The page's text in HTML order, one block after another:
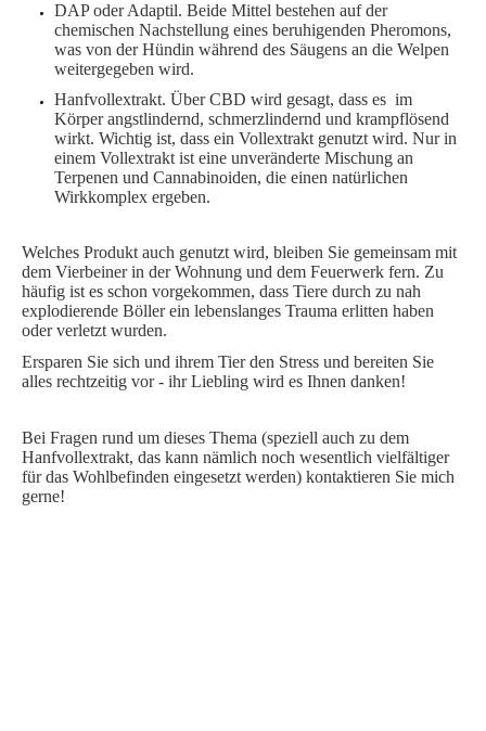
DAP oder Adaptil. Beide Mittel bestehen auf der
chemischen Nachstellung eines beruhigenden Pheromons,
was von der Hündin während des Säugens an die Welpen
weitergegeben wird.
Hanfvollextrakt. Über CBD wird gesagt, dass es im
Körper angstlindernd, schmerzlindernd und krampflösend
wirkt. Wichtig ist, dass ein Vollextrakt genutzt wird. Nur in
einem Vollextrakt ist eine unveränderte Mischung an
Terpenen und Cannabinoiden, die einen natürlichen
Wirkkomplex ergeben.
Welches Produkt auch genutzt wird, bleiben Sie gemeinsam mit
dem Vierbeiner in der Wohnung und dem Feuerwerk fern. Zu
häufig ist es schon vorgekommen, dass Tiere durch zu nah
explodierende Böller ein lebenslanges Trauma erlitten haben
oder verletzt wurden.
Ersparen Sie sich und ihrem Tier den Stress und bereiten Sie
alles rechtzeitig vor - ihr Liebling wird es Ihnen danken!
Bei Fragen rund um dieses Thema (speziell auch zu dem
Hanfvollextrakt, das kann nämlich noch wesentlich vielfältiger
für das Wohlbefinden eingesetzt werden) kontaktieren Sie mich
gerne!